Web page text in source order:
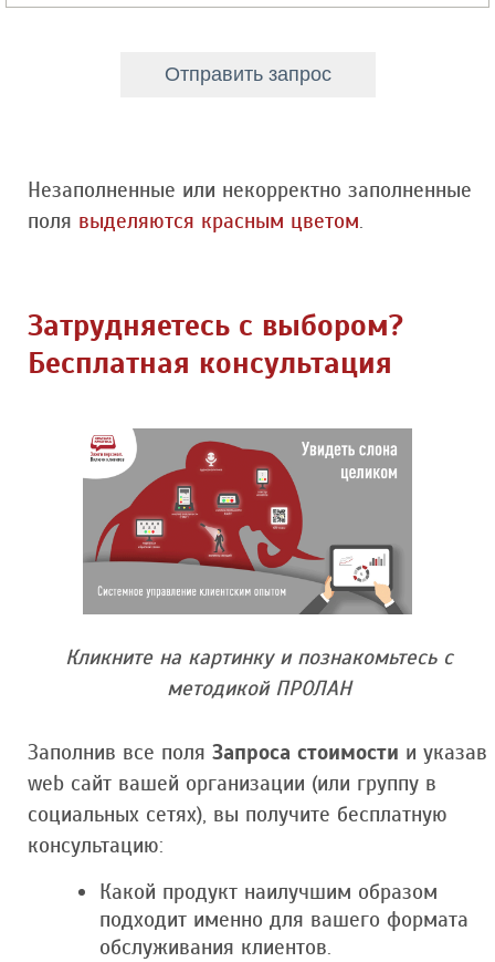
Незаполненные или некорректно заполненные
поля выделяются красным цветом.
Затрудняетесь с выбором?
Бесплатная консультация
Кликните на картинку и познакомьтесь с
методикой ПРОЛАН
Заполнив все поля Запроса стоимости и указав
web сайт вашей организации (или группу в
социальных сетях), вы получите бесплатную
консультацию:
Какой продукт наилучшим образом
подходит именно для вашего формата
обслуживания клиентов.